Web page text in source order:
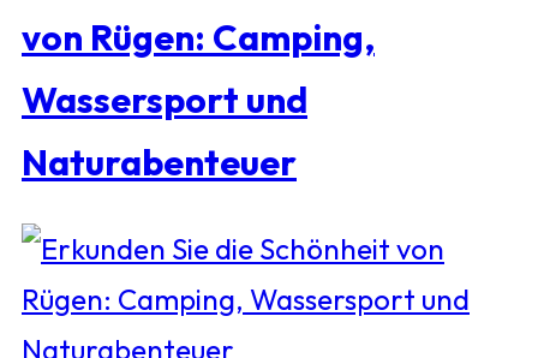
von Rügen: Camping,
Wassersport und
Naturabenteuer